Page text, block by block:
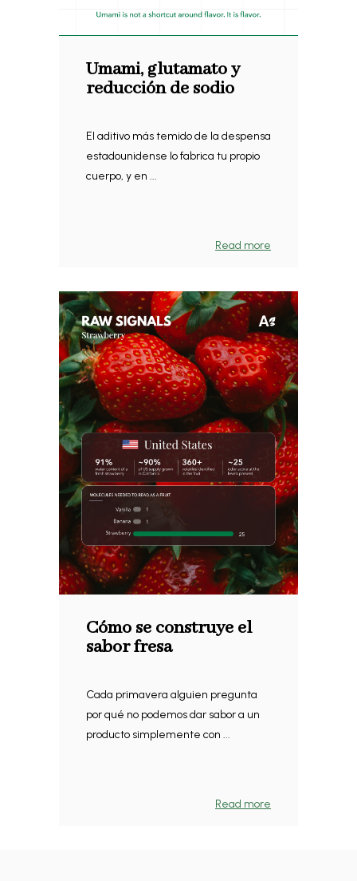
Umami, glutamato y
reducción de sodio
El aditivo más temido de la despensa
estadounidense lo fabrica tu propio
cuerpo, y en ...
Read more
Cómo se construye el
sabor fresa
Cada primavera alguien pregunta
por qué no podemos dar sabor a un
producto simplemente con ...
Read more